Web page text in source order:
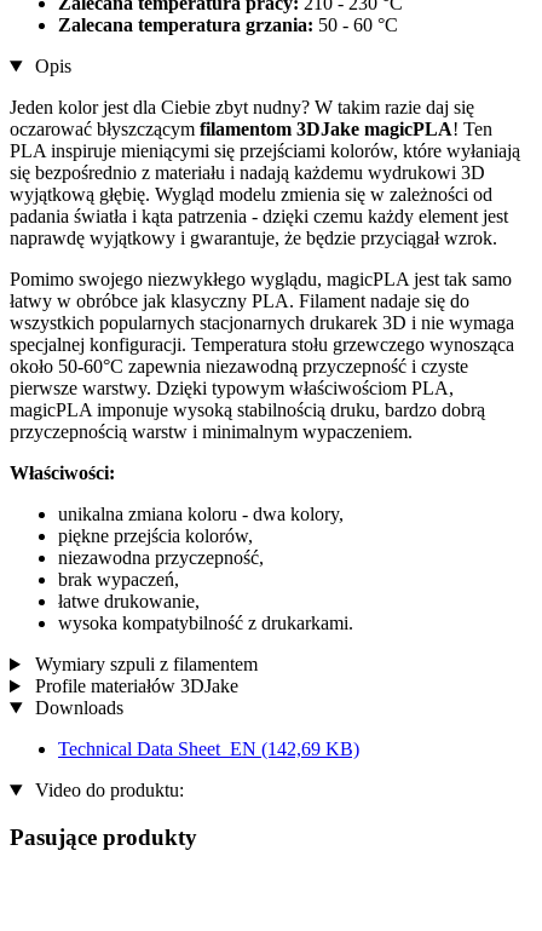
Zalecana temperatura grzania: 50 - 60 °C
Opis
Jeden kolor jest dla Ciebie zbyt nudny? W takim razie daj się
oczarować błyszczącym filamentom 3DJake magicPLA! Ten
PLA inspiruje mieniącymi się przejściami kolorów, które wyłaniają
się bezpośrednio z materiału i nadają każdemu wydrukowi 3D
wyjątkową głębię. Wygląd modelu zmienia się w zależności od
padania światła i kąta patrzenia - dzięki czemu każdy element jest
naprawdę wyjątkowy i gwarantuje, że będzie przyciągał wzrok.
Pomimo swojego niezwykłego wyglądu, magicPLA jest tak samo
łatwy w obróbce jak klasyczny PLA. Filament nadaje się do
wszystkich popularnych stacjonarnych drukarek 3D i nie wymaga
specjalnej konfiguracji. Temperatura stołu grzewczego wynosząca
około 50-60°C zapewnia niezawodną przyczepność i czyste
pierwsze warstwy. Dzięki typowym właściwościom PLA,
magicPLA imponuje wysoką stabilnością druku, bardzo dobrą
przyczepnością warstw i minimalnym wypaczeniem.
Właściwości:
unikalna zmiana koloru - dwa kolory,
piękne przejścia kolorów,
niezawodna przyczepność,
brak wypaczeń,
łatwe drukowanie,
wysoka kompatybilność z drukarkami.
Wymiary szpuli z filamentem
Profile materiałów 3DJake
Downloads
Technical Data Sheet_EN (142,69 KB)
Video do produktu:
Pasujące produkty